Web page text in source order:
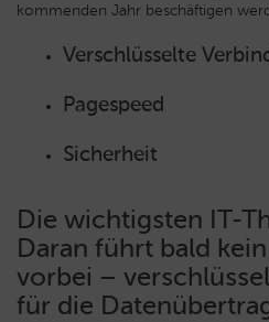
kommenden Jahr beschäftigen
Verschlüsselte
Pagespeed
Sicherheit
Die wichtigsten IT-
Daran führt bald
vorbei –
für die